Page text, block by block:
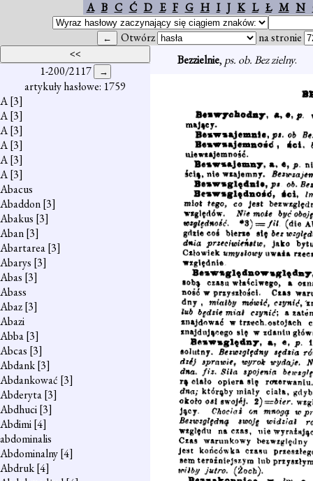
A B C Ć D E F G H I J K L Ł M N
Otwórz na stronie
1-200/2117
artykuły hasłowe: 1759
A[3]
A[3]
A[3]
A[3]
A[3]
A[3]
Abacus
Abaddon[3]
Abakus [3]
Aban[3]
Abartarea[3]
Abarys [3]
Abas [3]
Abass
Abaz[3]
Abazi
Abba[3]
Abcas [3]
Abdank[3]
Abdankować [3]
Abderyta[3]
Abdhuci[3]
Abdimi[4]
abdominalis
Abdominalny[4]
Abdruk[4]
Bezzielnie, ps. ob. Bez zielny.